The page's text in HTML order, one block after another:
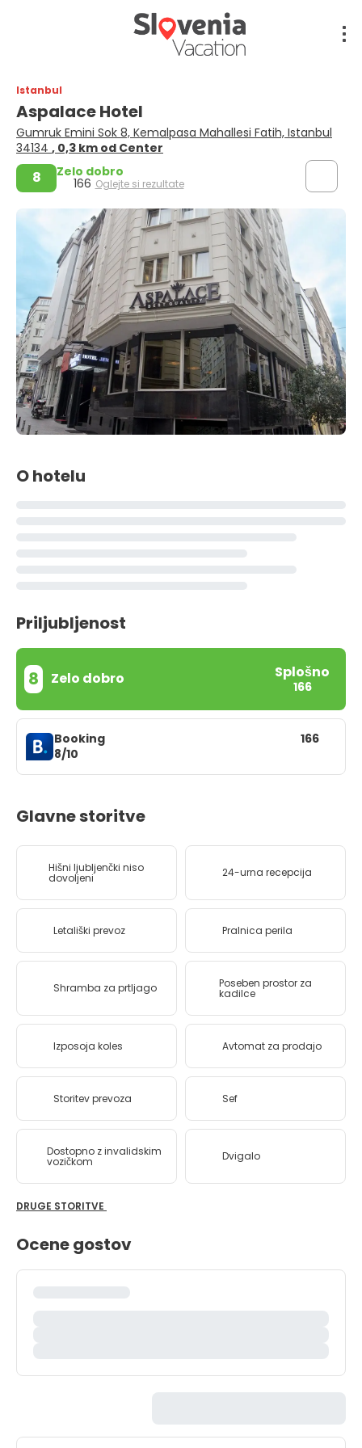
Istanbul
Aspalace Hotel
Gumruk Emini Sok 8, Kemalpasa Mahallesi Fatih, Istanbul
34134 , 0,3 km od Center
8 Zelo dobro
166 Oglejte si rezultate
O hotelu
Priljubljenost
8 Zelo dobro Splošno
166
Booking
8/10
166
Glavne storitve
Hišni ljubljenčki niso
dovoljeni 24-urna recepcija
Letališki prevoz Pralnica perila
Shramba za prtljago Poseben prostor za
kadilce
Izposoja koles Avtomat za prodajo
Storitev prevoza Sef
Dostopno z invalidskim
vozičkom Dvigalo
DRUGE STORITVE
Ocene gostov